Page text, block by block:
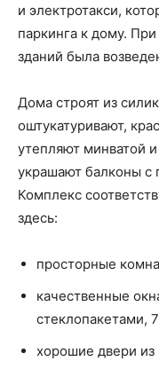
и электротакси,
паркинга к дому.
зданий была
Дома строят из
оштукатуривают,
утепляют минватой
украшают балконы с
Комплекс
здесь:
просторные
качественные
стеклопакетами,
хорошие двери